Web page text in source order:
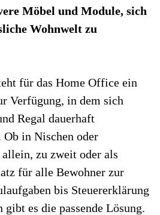
Möbel und Module, sich
Wohnwelt zu
für das Home Office ein
Verfügung, in dem sich
Regal dauerhaft
in Nischen oder
zu zweit oder als
für alle Bewohner zur
bis Steuererklärung
es die passende Lösung.